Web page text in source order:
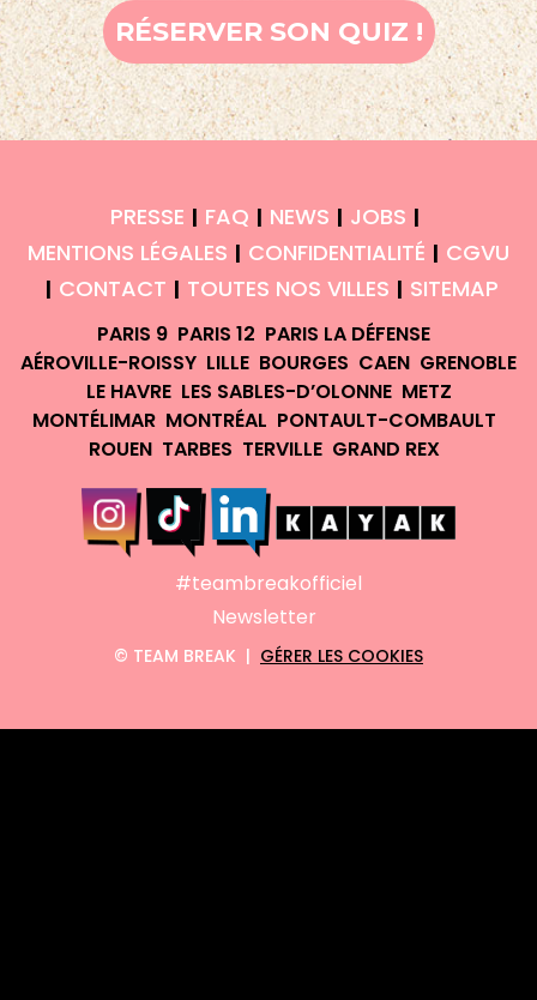
RÉSERVER SON QUIZ !
PRESSE | FAQ | NEWS | JOBS |
MENTIONS LÉGALES | CONFIDENTIALITÉ | CGVU
| CONTACT | TOUTES NOS VILLES | SITEMAP
PARIS 9 PARIS 12 PARIS LA DÉFENSE
AÉROVILLE-ROISSY LILLE BOURGES CAEN GRENOBLE
LE HAVRE LES SABLES-D’OLONNE METZ
MONTÉLIMAR MONTRÉAL PONTAULT-COMBAULT
ROUEN TARBES TERVILLE GRAND REX
#teambreakofficiel
Newsletter
© TEAM BREAK | GÉRER LES COOKIES